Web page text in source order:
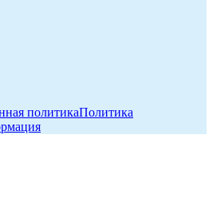
политикаПолитика